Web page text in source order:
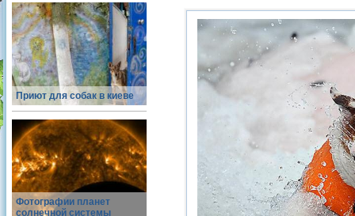
Приют для собак в киеве
Фотографии планет
солнечной системы